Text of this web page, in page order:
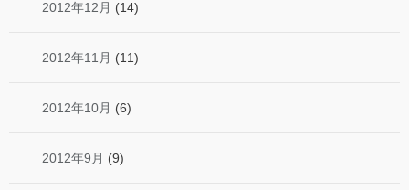
2012年12月 (14)
2012年11月 (11)
2012年10月 (6)
2012年9月 (9)